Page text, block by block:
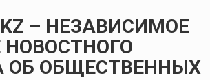
– НЕЗАВИСИМОЕ
ОБ ОБЩЕСТВЕННЫХ